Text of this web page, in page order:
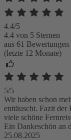
4.4/5
4.4 von 5 Sternen
aus 61 Bewertungen
(letzte 12 Monate)
5/5
Wir haben schon
enttäuscht. Fazit der
viele schöne
Ein Dankeschön an
25.08.2025